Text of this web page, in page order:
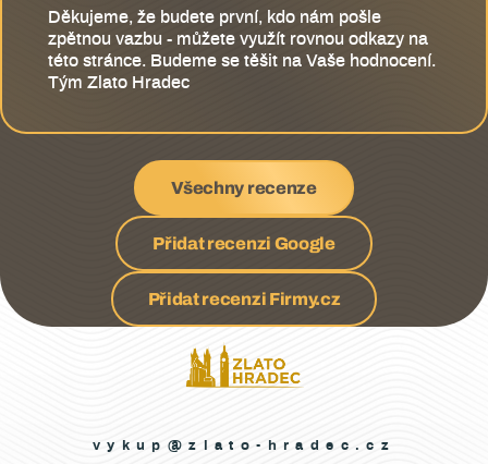
Děkujeme, že budete první, kdo nám pošle
zpětnou vazbu - můžete využít rovnou odkazy na
této stránce. Budeme se těšit na Vaše hodnocení.
Tým Zlato Hradec
Všechny recenze
Přidat recenzi Google
Přidat recenzi Firmy.cz
vykup@zlato-hradec.cz